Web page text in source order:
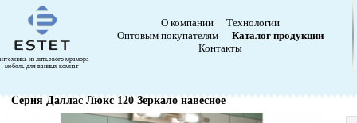
из литьевого мрамора
мебель для ванных комнат
О компании
Технологии
Оптовым покупателям
Каталог продукции
Контакты
Серия Даллас Люкс 120 Зеркало навесное